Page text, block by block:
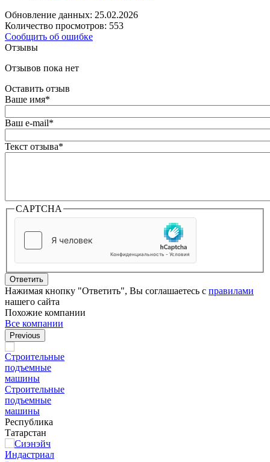
Обновление данных: 25.02.2026
Количество просмотров: 553
Сообщить об ошибке
Отзывы
Отзывов пока нет
Оставить отзыв
Ваше имя*
Ваш e-mail*
Текст отзыва*
CAPTCHA
Ответить
Нажимая кнопку "Ответить", Вы соглашаетесь с правилами
нашего сайта
Похожие компании
Все компании
Previous
Строительные
подъемные
машины
Республика
Татарстан